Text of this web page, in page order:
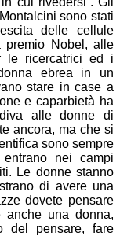
sono stati
delle cellule
premio Nobel, alle
le ricercatrici ed i
ebrea in un
stare in case a
e caparbietà ha
alle donne di
ancora, ma che si
sono sempre
nei campi
Le donne stanno
di avere una
dovete pensare
una donna,
del pensare, fare